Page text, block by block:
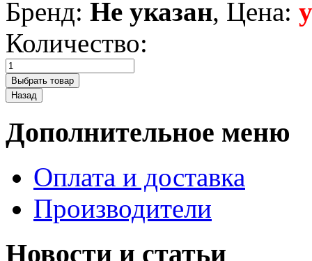
Бренд: Не указан, Цена:
Количество:
Дополнительное меню
Оплата и доставка
Производители
Новости и статьи